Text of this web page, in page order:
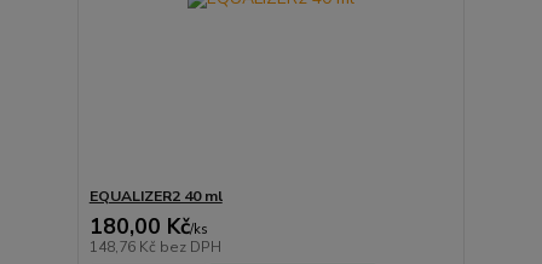
EQUALIZER2 40 ml
180,00 Kč/ks
148,76 Kč bez DPH